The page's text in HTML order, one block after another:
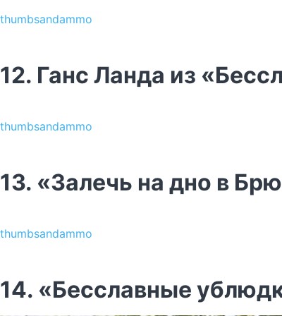
thumbsandammo
12. Ганс Ланда из
thumbsandammo
13. «Залечь на дно в
thumbsandammo
14. «Бесславные